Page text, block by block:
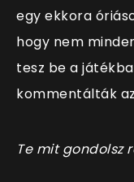
egy ekkora
hogy nem
tesz be a
kommentálták
Te mit gondolsz